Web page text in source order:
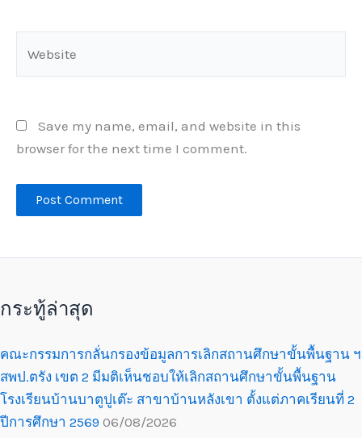
Save my name, email, and website in this
browser for the next time I comment.
กระทู้ล่าสุด
คณะกรรมการกลั่นกรองข้อมูลการเลิกสถานศึกษาขั้นพื้นฐาน ฯ
สพป.ตรัง เขต 2 มีมติเห็นชอบให้เลิกสถานศึกษาขั้นพื้นฐาน
โรงเรียนบ้านบาตูปูเต๊ะ สาขาบ้านหลังเขา ตั้งแต่ภาคเรียนที่ 2
ปีการศึกษา 2569 06/08/2026